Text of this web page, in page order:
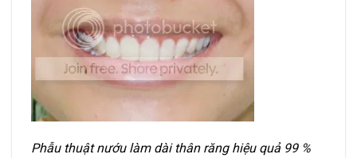
Phẫu thuật nướu làm dài thân răng hiệu quả 99 %